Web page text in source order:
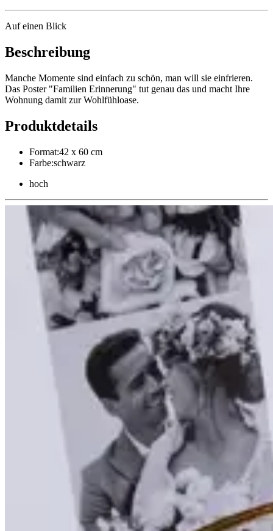
Auf einen Blick
Beschreibung
Manche Momente sind einfach zu schön, man will sie einfrieren.
Das Poster "Familien Erinnerung" tut genau das und macht Ihre
Wohnung damit zur Wohlfühloase.
Produktdetails
Format:42 x 60 cm
Farbe:schwarz
hoch